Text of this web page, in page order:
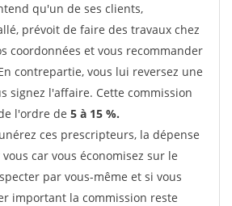
qu'un de ses clients,
prévoit de faire des travaux chez
coordonnées et vous recommander
contrepartie, vous lui reversez une
signez l'affaire. Cette commission
l'ordre de 5 à 15 %.
ces prescripteurs, la dépense
car vous économisez sur le
par vous-même et si vous
important la commission reste